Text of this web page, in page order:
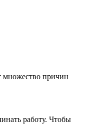
множество причин
работу. Чтобы